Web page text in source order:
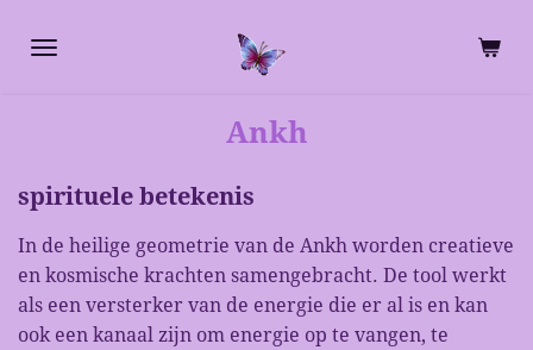
direct
Ankh
spirituele betekenis
In de heilige geometrie van de Ankh worden creatieve
en kosmische krachten samengebracht. De tool werkt
als een versterker van de energie die er al is en kan
ook een kanaal zijn om energie op te vangen, te